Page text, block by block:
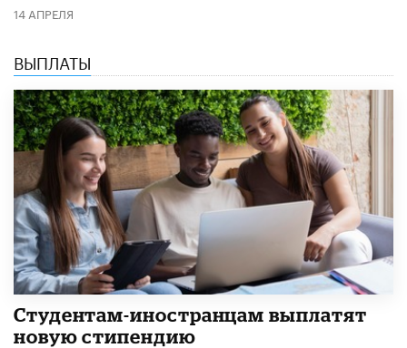
14 АПРЕЛЯ
ВЫПЛАТЫ
Студентам-иностранцам выплатят
новую стипендию